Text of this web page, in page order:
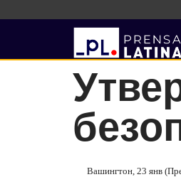
Вашингтон, 23 янв